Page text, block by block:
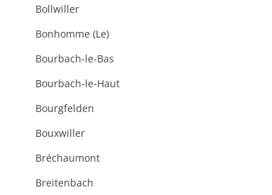
Bollwiller
Bonhomme (Le)
Bourbach-le-Bas
Bourbach-le-Haut
Bourgfelden
Bouxwiller
Bréchaumont
Breitenbach